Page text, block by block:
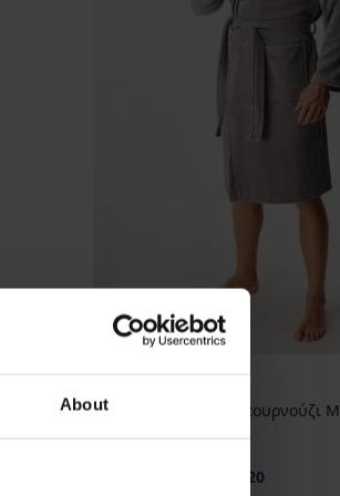
About
-20 % GET20
Ζεστό βαμβακερό μπουρνούζι
GET20